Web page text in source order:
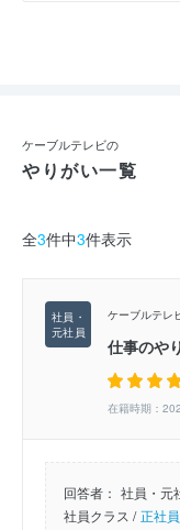
ケーブルテレビの
やりがい一覧
全3件中3件表示
ケーブルテレ
仕事のや
在籍時期：
回答者： 社員・元
社員クラス / 正社員